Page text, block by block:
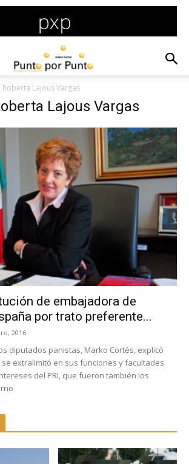
Roberta Lajous Vargas
Lajous Vargas
de embajadora de
por trato preferente...
2016
diputados panistas, Marko Cortés, explicó
extralimitó en sus funciones y facultades
del PRI, que fueron también los